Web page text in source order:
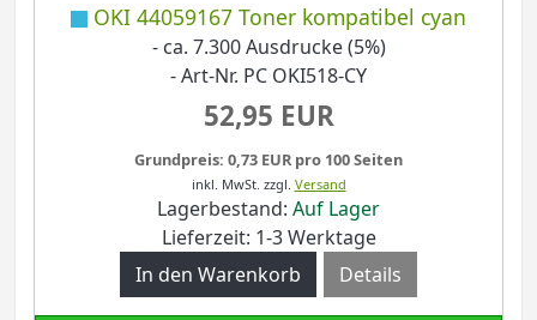
OKI 44059167 Toner kompatibel cyan
- ca. 7.300 Ausdrucke (5%)
- Art-Nr. PC OKI518-CY
52,95 EUR
Grundpreis: 0,73 EUR pro 100 Seiten
inkl. MwSt. zzgl. Versand
Lagerbestand: Auf Lager
Lieferzeit: 1-3 Werktage
Details